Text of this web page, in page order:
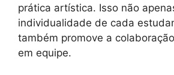
prática artística. Isso não
individualidade de cada
também promove a
em equipe.